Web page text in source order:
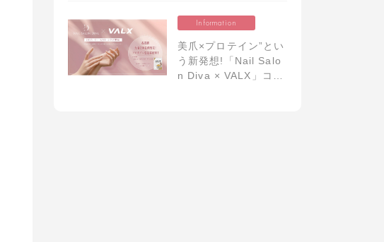
Information
美爪×プロテイン”とい
う新発想!「Nail Salo
n Diva × VALX」コラ